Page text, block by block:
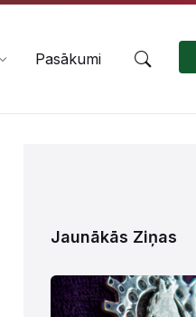
Pasākumi
Jaunākās Ziņas